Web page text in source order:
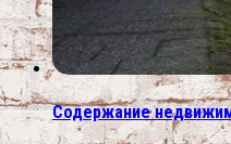
Содержание